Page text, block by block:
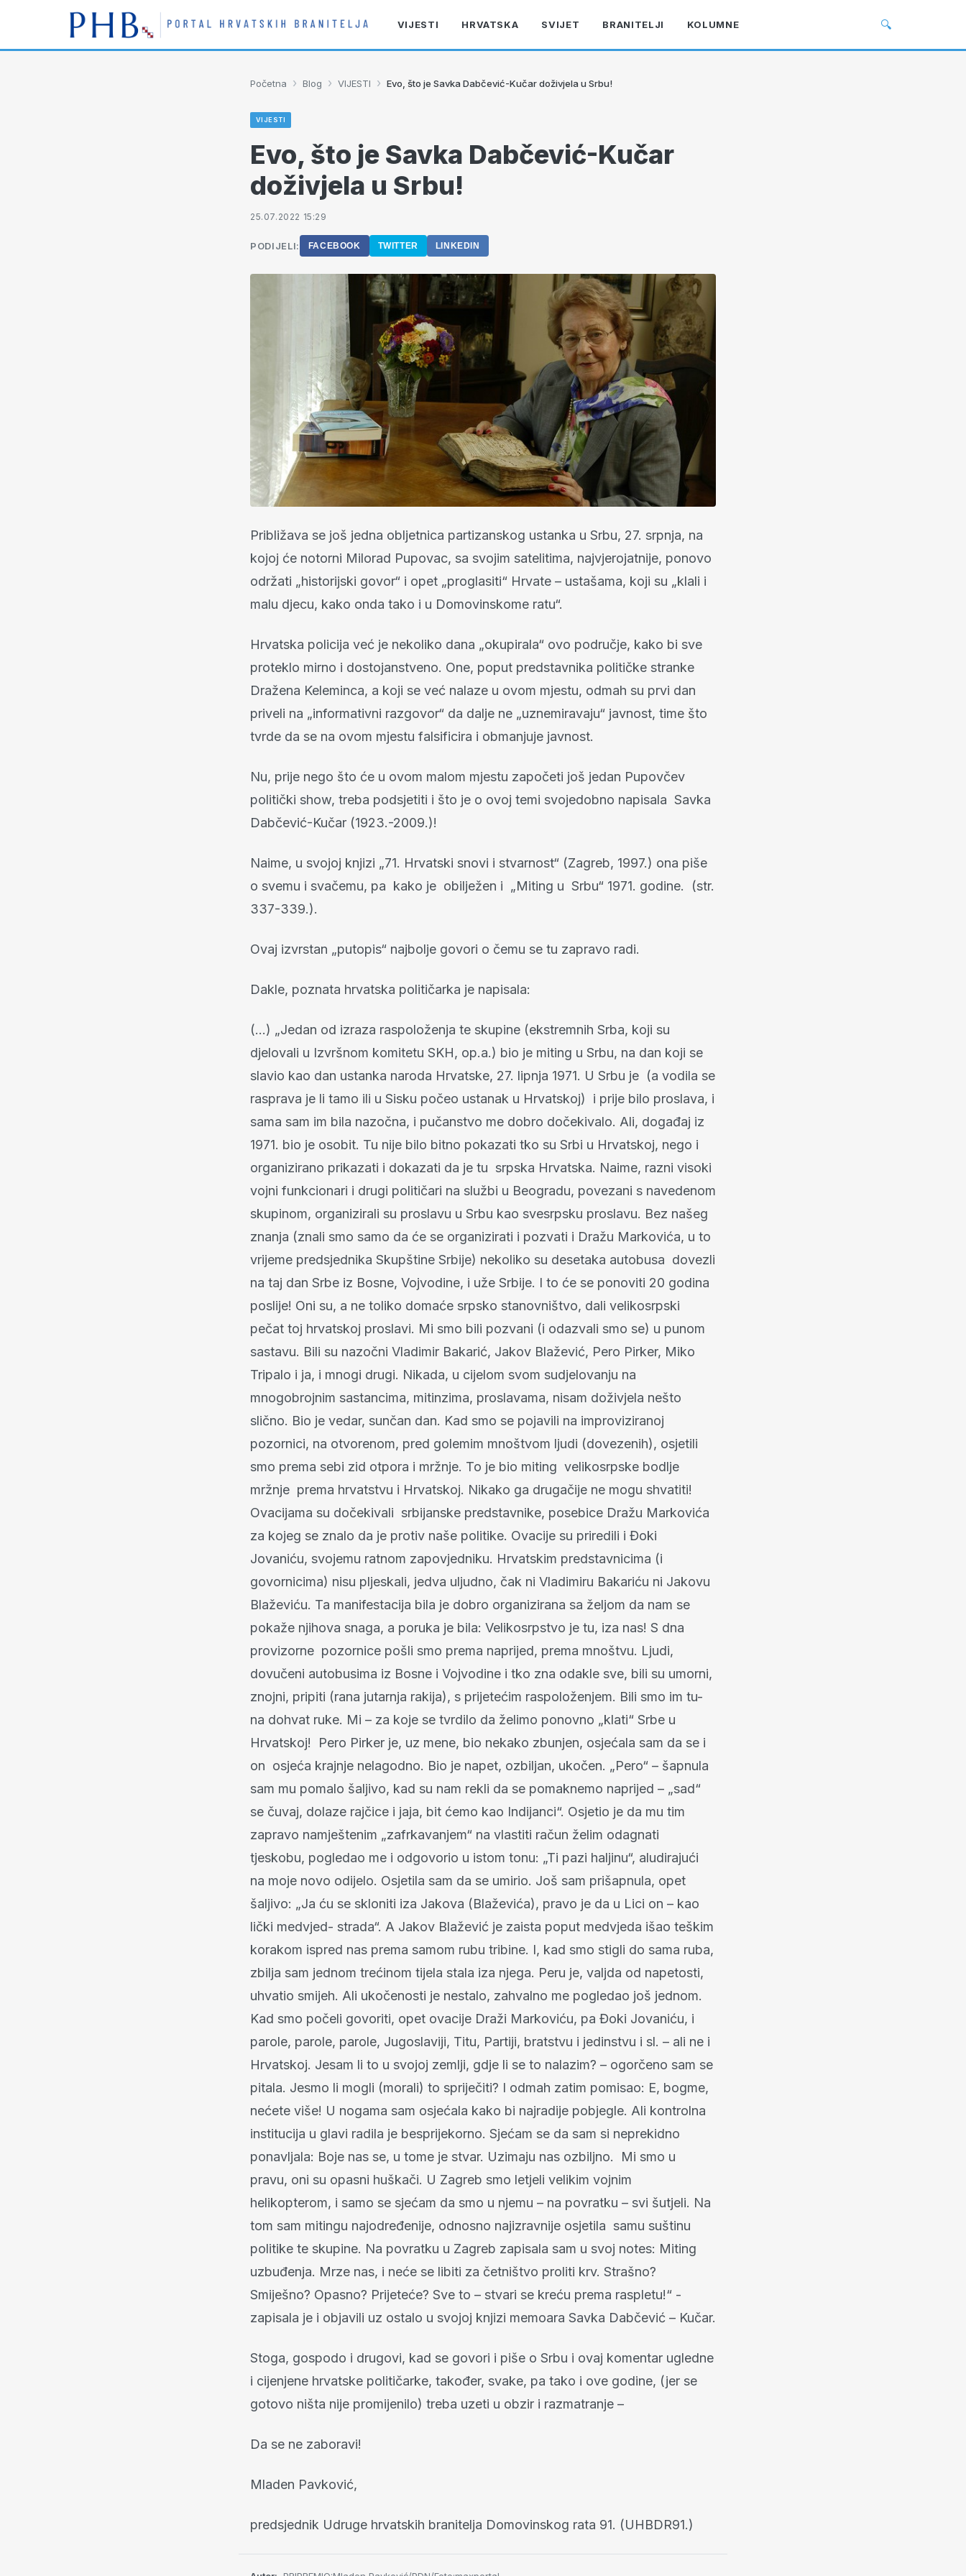
VIJESTI HRVATSKA SVIJET BRANITELJI KOLUMNE 🔍
Početna › Blog › VIJESTI › Evo, što je Savka Dabčević-Kučar doživjela u Srbu!
VIJESTI
Evo, što je Savka Dabčević-Kučar
doživjela u Srbu!
25.07.2022 15:29
PODIJELI: FACEBOOK TWITTER LINKEDIN
Približava se još jedna obljetnica partizanskog ustanka u Srbu, 27. srpnja, na
kojoj će notorni Milorad Pupovac, sa svojim satelitima, najvjerojatnije, ponovo
održati „historijski govor“ i opet „proglasiti“ Hrvate – ustašama, koji su „klali i
malu djecu, kako onda tako i u Domovinskome ratu“.
Hrvatska policija već je nekoliko dana „okupirala“ ovo područje, kako bi sve
proteklo mirno i dostojanstveno. One, poput predstavnika političke stranke
Dražena Keleminca, a koji se već nalaze u ovom mjestu, odmah su prvi dan
priveli na „informativni razgovor“ da dalje ne „uznemiravaju“ javnost, time što
tvrde da se na ovom mjestu falsificira i obmanjuje javnost.
Nu, prije nego što će u ovom malom mjestu započeti još jedan Pupovčev
politički show, treba podsjetiti i što je o ovoj temi svojedobno napisala Savka
Dabčević-Kučar (1923.-2009.)!
Naime, u svojoj knjizi „71. Hrvatski snovi i stvarnost“ (Zagreb, 1997.) ona piše
o svemu i svačemu, pa kako je obilježen i „Miting u Srbu“ 1971. godine. (str.
337-339.).
Ovaj izvrstan „putopis“ najbolje govori o čemu se tu zapravo radi.
Dakle, poznata hrvatska političarka je napisala:
(…) „Jedan od izraza raspoloženja te skupine (ekstremnih Srba, koji su
djelovali u Izvršnom komitetu SKH, op.a.) bio je miting u Srbu, na dan koji se
slavio kao dan ustanka naroda Hrvatske, 27. lipnja 1971. U Srbu je (a vodila se
rasprava je li tamo ili u Sisku počeo ustanak u Hrvatskoj) i prije bilo proslava, i
sama sam im bila nazočna, i pučanstvo me dobro dočekivalo. Ali, događaj iz
1971. bio je osobit. Tu nije bilo bitno pokazati tko su Srbi u Hrvatskoj, nego i
organizirano prikazati i dokazati da je tu srpska Hrvatska. Naime, razni visoki
vojni funkcionari i drugi političari na službi u Beogradu, povezani s navedenom
skupinom, organizirali su proslavu u Srbu kao svesrpsku proslavu. Bez našeg
znanja (znali smo samo da će se organizirati i pozvati i Dražu Markovića, u to
vrijeme predsjednika Skupštine Srbije) nekoliko su desetaka autobusa dovezli
na taj dan Srbe iz Bosne, Vojvodine, i uže Srbije. I to će se ponoviti 20 godina
poslije! Oni su, a ne toliko domaće srpsko stanovništvo, dali velikosrpski
pečat toj hrvatskoj proslavi. Mi smo bili pozvani (i odazvali smo se) u punom
sastavu. Bili su nazočni Vladimir Bakarić, Jakov Blažević, Pero Pirker, Miko
Tripalo i ja, i mnogi drugi. Nikada, u cijelom svom sudjelovanju na
mnogobrojnim sastancima, mitinzima, proslavama, nisam doživjela nešto
slično. Bio je vedar, sunčan dan. Kad smo se pojavili na improviziranoj
pozornici, na otvorenom, pred golemim mnoštvom ljudi (dovezenih), osjetili
smo prema sebi zid otpora i mržnje. To je bio miting velikosrpske bodlje
mržnje prema hrvatstvu i Hrvatskoj. Nikako ga drugačije ne mogu shvatiti!
Ovacijama su dočekivali srbijanske predstavnike, posebice Dražu Markovića
za kojeg se znalo da je protiv naše politike. Ovacije su priredili i Đoki
Jovaniću, svojemu ratnom zapovjedniku. Hrvatskim predstavnicima (i
govornicima) nisu pljeskali, jedva uljudno, čak ni Vladimiru Bakariću ni Jakovu
Blaževiću. Ta manifestacija bila je dobro organizirana sa željom da nam se
pokaže njihova snaga, a poruka je bila: Velikosrpstvo je tu, iza nas! S dna
provizorne pozornice pošli smo prema naprijed, prema mnoštvu. Ljudi,
dovučeni autobusima iz Bosne i Vojvodine i tko zna odakle sve, bili su umorni,
znojni, pripiti (rana jutarnja rakija), s prijetećim raspoloženjem. Bili smo im tu-
na dohvat ruke. Mi – za koje se tvrdilo da želimo ponovno „klati“ Srbe u
Hrvatskoj! Pero Pirker je, uz mene, bio nekako zbunjen, osjećala sam da se i
on osjeća krajnje nelagodno. Bio je napet, ozbiljan, ukočen. „Pero“ – šapnula
sam mu pomalo šaljivo, kad su nam rekli da se pomaknemo naprijed – „sad“
se čuvaj, dolaze rajčice i jaja, bit ćemo kao Indijanci“. Osjetio je da mu tim
zapravo namještenim „zafrkavanjem“ na vlastiti račun želim odagnati
tjeskobu, pogledao me i odgovorio u istom tonu: „Ti pazi haljinu“, aludirajući
na moje novo odijelo. Osjetila sam da se umirio. Još sam prišapnula, opet
šaljivo: „Ja ću se skloniti iza Jakova (Blaževića), pravo je da u Lici on – kao
lički medvjed- strada“. A Jakov Blažević je zaista poput medvjeda išao teškim
korakom ispred nas prema samom rubu tribine. I, kad smo stigli do sama ruba,
zbilja sam jednom trećinom tijela stala iza njega. Peru je, valjda od napetosti,
uhvatio smijeh. Ali ukočenosti je nestalo, zahvalno me pogledao još jednom.
Kad smo počeli govoriti, opet ovacije Draži Markoviću, pa Đoki Jovaniću, i
parole, parole, parole, Jugoslaviji, Titu, Partiji, bratstvu i jedinstvu i sl. – ali ne i
Hrvatskoj. Jesam li to u svojoj zemlji, gdje li se to nalazim? – ogorčeno sam se
pitala. Jesmo li mogli (morali) to spriječiti? I odmah zatim pomisao: E, bogme,
nećete više! U nogama sam osjećala kako bi najradije pobjegle. Ali kontrolna
institucija u glavi radila je besprijekorno. Sjećam se da sam si neprekidno
ponavljala: Boje nas se, u tome je stvar. Uzimaju nas ozbiljno. Mi smo u
pravu, oni su opasni huškači. U Zagreb smo letjeli velikim vojnim
helikopterom, i samo se sjećam da smo u njemu – na povratku – svi šutjeli. Na
tom sam mitingu najodređenije, odnosno najizravnije osjetila samu suštinu
politike te skupine. Na povratku u Zagreb zapisala sam u svoj notes: Miting
uzbuđenja. Mrze nas, i neće se libiti za četništvo proliti krv. Strašno?
Smiješno? Opasno? Prijeteće? Sve to – stvari se kreću prema raspletu!“ -
zapisala je i objavili uz ostalo u svojoj knjizi memoara Savka Dabčević – Kučar.
Stoga, gospodo i drugovi, kad se govori i piše o Srbu i ovaj komentar ugledne
i cijenjene hrvatske političarke, također, svake, pa tako i ove godine, (jer se
gotovo ništa nije promijenilo) treba uzeti u obzir i razmatranje –
Da se ne zaboravi!
Mladen Pavković,
predsjednik Udruge hrvatskih branitelja Domovinskog rata 91. (UHBDR91.)